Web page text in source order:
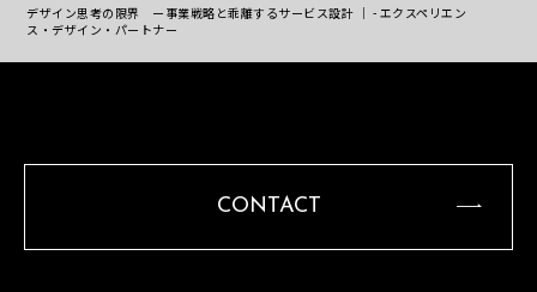
デザイン思考の限界 ー事業戦略と乖離するサービス設計 ｜ - エクスペリエン
ス・デザイン・パートナー
CONTACT